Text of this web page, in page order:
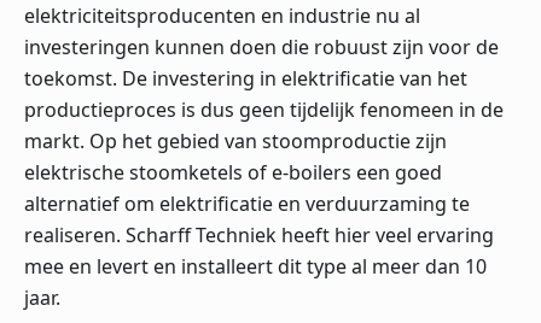
elektriciteitsproducenten en industrie nu al
investeringen kunnen doen die robuust zijn voor de
toekomst. De investering in elektrificatie van het
productieproces is dus geen tijdelijk fenomeen in de
markt. Op het gebied van stoomproductie zijn
elektrische stoomketels of e-boilers een goed
alternatief om elektrificatie en verduurzaming te
realiseren. Scharff Techniek heeft hier veel ervaring
mee en levert en installeert dit type al meer dan 10
jaar.